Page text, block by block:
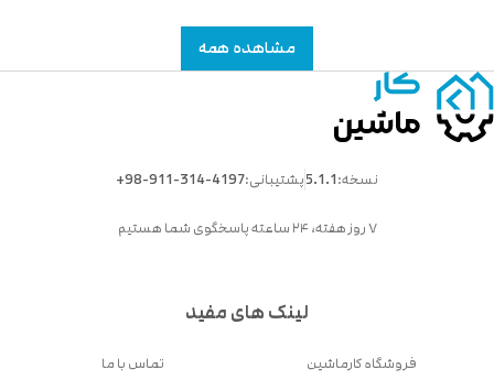
مشاهده همه
نسخه:5.1.1پشتیبانی:+98-911-314-4197
۷ روز هفته، ۲۴ ساعته پاسخگوی شما هستیم
لینک های مفید
فروشگاه کارماشین تماس با ما